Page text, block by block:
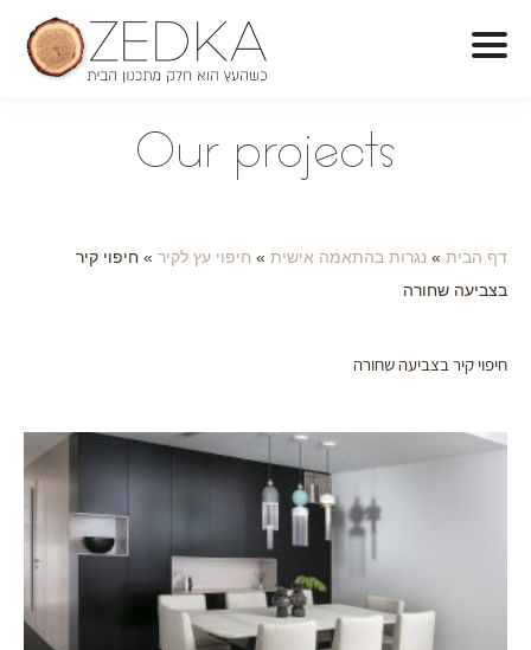
Our projects
דף הבית » נגרות בהתאמה אישית » חיפוי עץ לקיר » חיפוי קיר
בצביעה שחורה
חיפוי קיר בצביעה שחורה